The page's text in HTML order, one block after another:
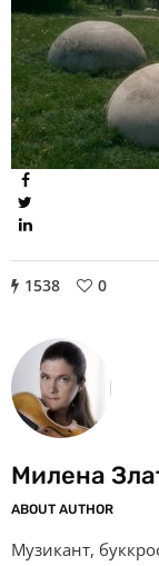
1538 0
Милена
ABOUT AUTHOR
Музикант,